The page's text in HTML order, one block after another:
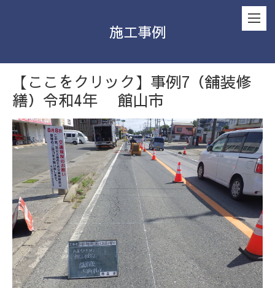
施工事例
【ここをクリック】事例7（舗装修
繕）令和4年 館山市